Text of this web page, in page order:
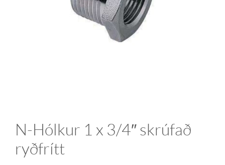
N-Hólkur 1 x 3/4″ skrúfað
ryðfrítt